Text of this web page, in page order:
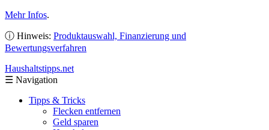
Mehr Infos.
ⓘ Hinweis: Produktauswahl, Finanzierung und
Bewertungsverfahren
Haushaltstipps.net
☰ Navigation
Tipps & Tricks
Flecken entfernen
Geld sparen